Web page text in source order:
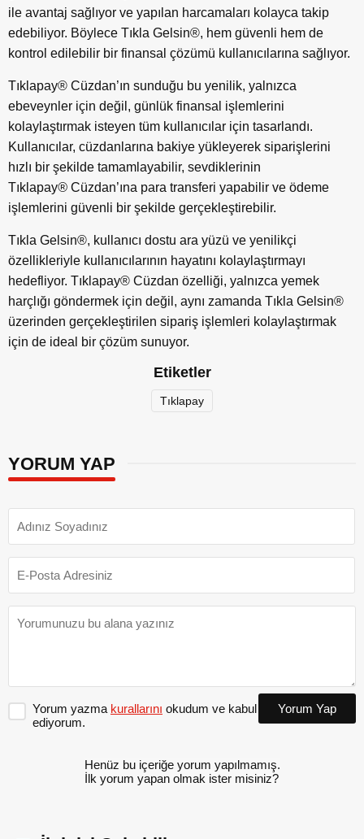
ile avantaj sağlıyor ve yapılan harcamaları kolayca takip
edebiliyor. Böylece Tıkla Gelsin®, hem güvenli hem de
kontrol edilebilir bir finansal çözümü kullanıcılarına sağlıyor.
Tıklapay® Cüzdan’ın sunduğu bu yenilik, yalnızca
ebeveynler için değil, günlük finansal işlemlerini
kolaylaştırmak isteyen tüm kullanıcılar için tasarlandı.
Kullanıcılar, cüzdanlarına bakiye yükleyerek siparişlerini
hızlı bir şekilde tamamlayabilir, sevdiklerinin
Tıklapay® Cüzdan’ına para transferi yapabilir ve ödeme
işlemlerini güvenli bir şekilde gerçekleştirebilir.
Tıkla Gelsin®, kullanıcı dostu ara yüzü ve yenilikçi
özellikleriyle kullanıcılarının hayatını kolaylaştırmayı
hedefliyor. Tıklapay® Cüzdan özelliği, yalnızca yemek
harçlığı göndermek için değil, aynı zamanda Tıkla Gelsin®
üzerinden gerçekleştirilen sipariş işlemleri kolaylaştırmak
için de ideal bir çözüm sunuyor.
Etiketler
Tıklapay
YORUM YAP
Yorum yazma kurallarını okudum ve kabul
ediyorum.
Yorum Yap
Henüz bu içeriğe yorum yapılmamış.
İlk yorum yapan olmak ister misiniz?